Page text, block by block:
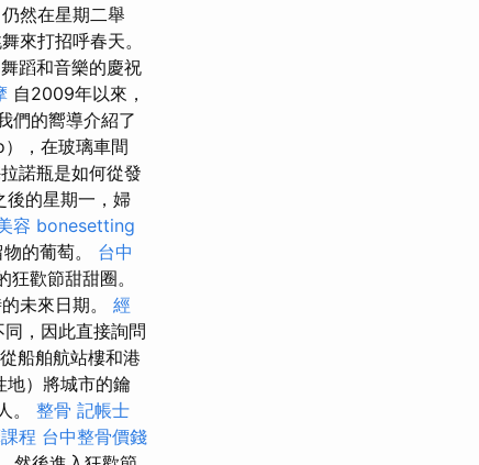
然在星期二舉
來打招呼春天。
蹈和音樂的慶祝
自2009年以來，
們的嚮導介紹了
，在玻璃車間
諾瓶是如何從發
後的星期一，婦
容 bonesetting
的葡萄。 台中
歡節甜甜圈。
未來日期。 經
，因此直接詢問
船舶航站樓和港
地）將城市的鑰
。 整骨 記帳士
程 台中整骨價錢